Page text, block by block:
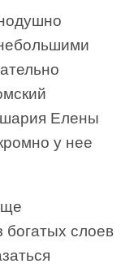
Елены
у нее
богатых слоев